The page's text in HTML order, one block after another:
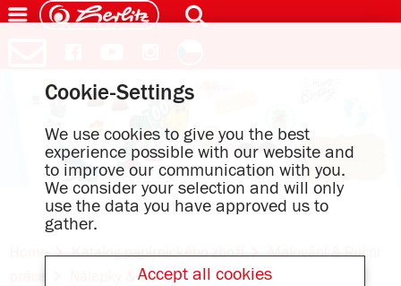
Home Katalog papírnického zboží
Malování & Ruční
Nálepky & štítky
Cookie-Settings
We use cookies to give you the best
experience possible with our website and
to improve our communication with you.
We consider your selection and will only
use the data you have approved us to
gather.
Accept all cookies